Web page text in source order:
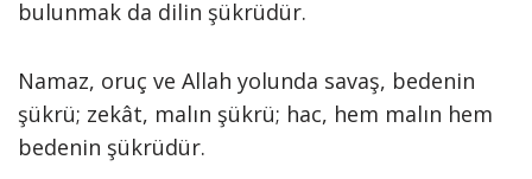
bulunmak da dilin şükrüdür.
Namaz, oruç ve Allah yolunda savaş, bedenin
şükrü; zekât, malın şükrü; hac, hem malın hem
bedenin şükrüdür.